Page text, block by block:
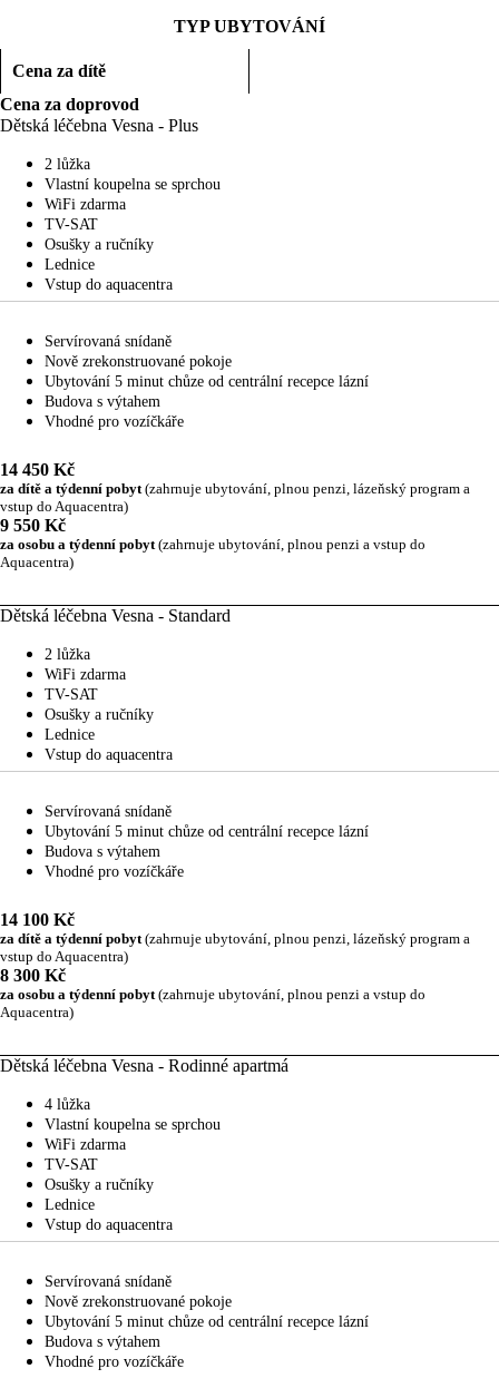
TYP UBYTOVÁNÍ
Cena za dítě
Cena za doprovod​
Dětská léčebna Vesna - Plus
2 lůžka
Vlastní koupelna se sprchou
WiFi zdarma
TV-SAT
Osušky a ručníky
Lednice
Vstup do aquacentra
Servírovaná snídaně
Nově zrekonstruované pokoje
Ubytování 5 minut chůze od centrální recepce lázní
Budova s výtahem
Vhodné pro vozíčkáře
14 450 Kč
za dítě a týdenní pobyt (zahrnuje ubytování, plnou penzi, lázeňský program a
vstup do Aquacentra)
9 550 Kč
za osobu a týdenní pobyt (zahrnuje ubytování, plnou penzi a vstup do
Aquacentra)
Dětská léčebna Vesna - Standard
2 lůžka
WiFi zdarma
TV-SAT
Osušky a ručníky
Lednice
Vstup do aquacentra
Servírovaná snídaně
Ubytování 5 minut chůze od centrální recepce lázní
Budova s výtahem
Vhodné pro vozíčkáře
14 100 Kč
za dítě a týdenní pobyt (zahrnuje ubytování, plnou penzi, lázeňský program a
vstup do Aquacentra)
8 300 Kč
za osobu a týdenní pobyt (zahrnuje ubytování, plnou penzi a vstup do
Aquacentra)
Dětská léčebna Vesna - Rodinné apartmá
4 lůžka
Vlastní koupelna se sprchou
WiFi zdarma
TV-SAT
Osušky a ručníky
Lednice
Vstup do aquacentra
Servírovaná snídaně
Nově zrekonstruované pokoje
Ubytování 5 minut chůze od centrální recepce lázní
Budova s výtahem
Vhodné pro vozíčkáře